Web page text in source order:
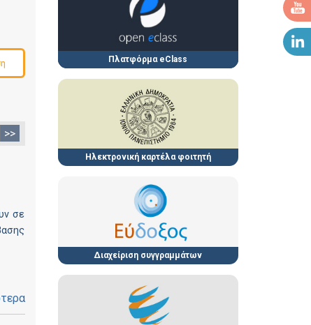
>>
σε
Πλατφόρμα eClass
Ηλεκτρονική καρτέλα φοιτητή
Διαχείριση συγγραμμάτων